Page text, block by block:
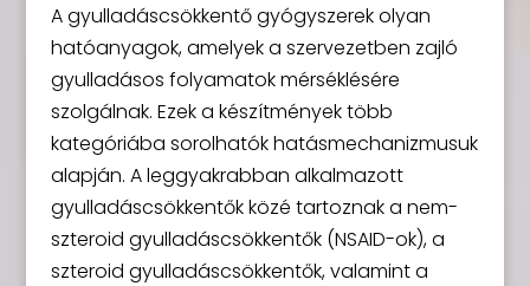
A gyulladáscsökkentő gyógyszerek olyan
hatóanyagok, amelyek a szervezetben zajló
gyulladásos folyamatok mérséklésére
szolgálnak. Ezek a készítmények több
kategóriába sorolhatók hatásmechanizmusuk
alapján. A leggyakrabban alkalmazott
gyulladáscsökkentők közé tartoznak a nem-
szteroid gyulladáscsökkentők (NSAID-ok), a
szteroid gyulladáscsökkentők, valamint a